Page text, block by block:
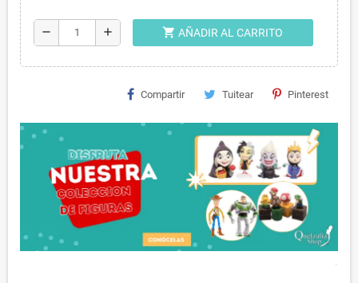
remove add shopping_cart AÑADIR AL CARRITO
Compartir Tuitear Pinterest
.